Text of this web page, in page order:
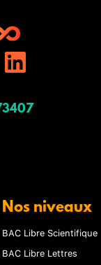
Nos niveaux
BAC Libre Scientifique
BAC Libre Lettres